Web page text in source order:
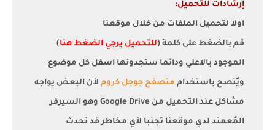
إرشادات للتحميل:
اولا لتحميل الملفات من خلال موقعنا
قم بالضغط على كلمة (للتحميل يرجي الضغط هنا)
الموجود بالاعلي ودائما ستجدونها اسفل كل موضوع
ويٌنصح باستخدام متصفح جوجل كروم لأن البعض يواجه
مشاكل عند التحميل من Google Drive وهو السيرفر
المُعمتد لدي موقعنا تجنبا لأي مخاطر قد تحدث